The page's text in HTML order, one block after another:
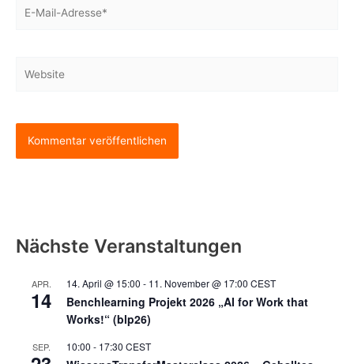
Mail-
Nächste Veranstaltungen
APR.
14
14. April @ 15:00 - 11. November @ 17:00 CEST
Benchlearning Projekt 2026 „AI for Work that
Works!“ (blp26)
SEP. 10:00 - 17:30 CEST